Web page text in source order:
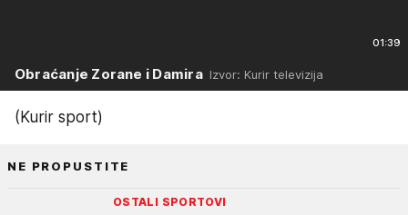
01:39
Obraćanje Zorane i DamiraIzvor: Kurir televizija
(Kurir sport)
NE PROPUSTITE
OSTALI SPORTOVI